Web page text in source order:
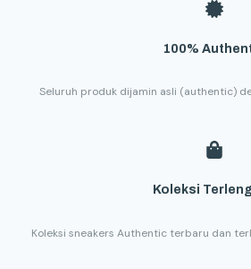
100%
Seluruh produk dijamin asli (authentic)
Koleksi
Koleksi sneakers Authentic terbaru dan